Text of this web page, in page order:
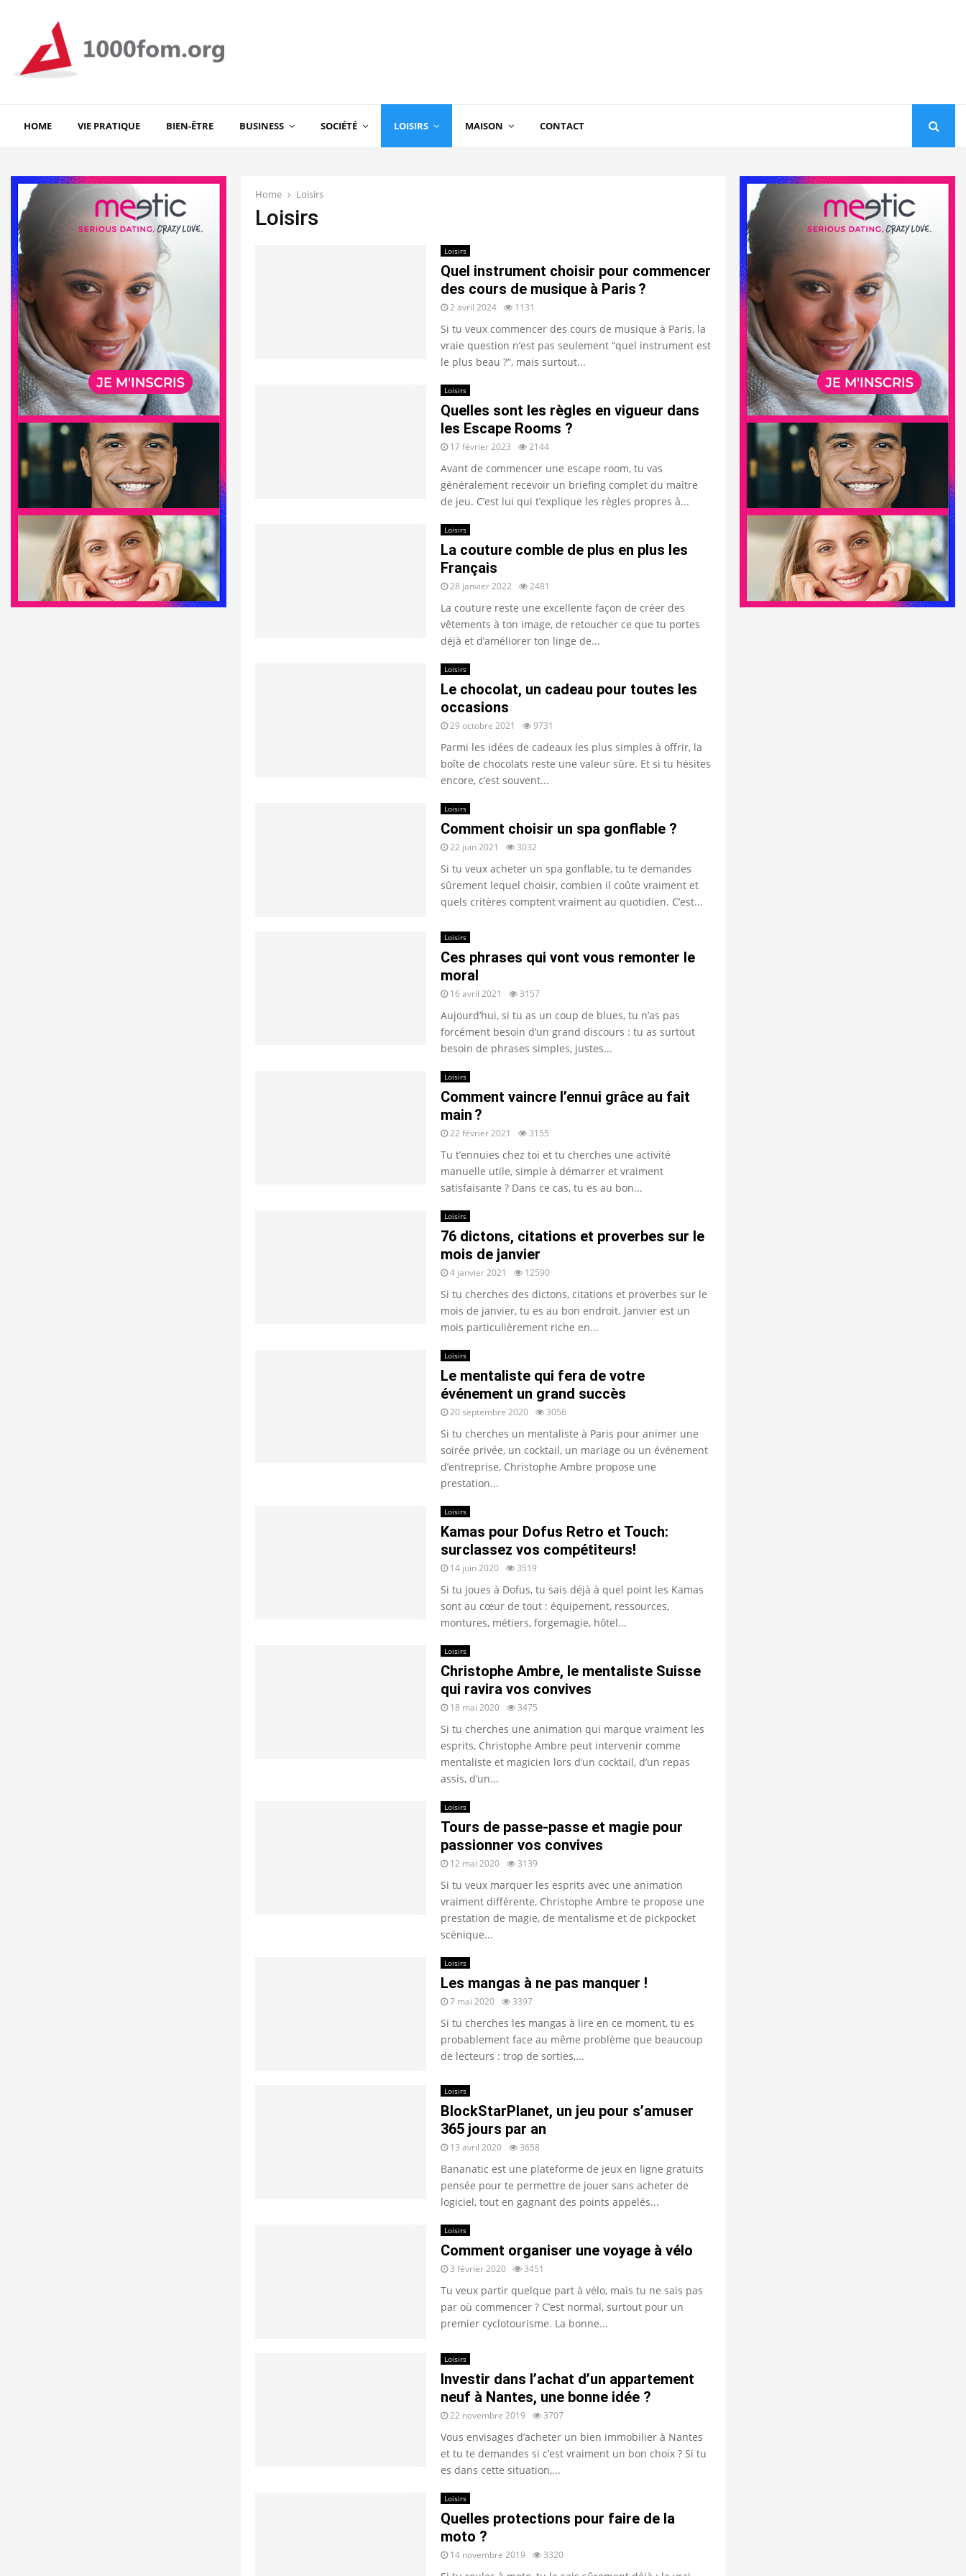
HOME VIE PRATIQUE BIEN-ÊTRE BUSINESS SOCIÉTÉ LOISIRS MAISON CONTACT
Home Loisirs
Loisirs
Loisirs
Quel instrument choisir pour commencer
des cours de musique à Paris ?
2 avril 2024 1131
Si tu veux commencer des cours de musique à Paris, la
vraie question n’est pas seulement “quel instrument est
le plus beau ?”, mais surtout...
Loisirs
Quelles sont les règles en vigueur dans
les Escape Rooms ?
17 février 2023 2144
Avant de commencer une escape room, tu vas
généralement recevoir un briefing complet du maître
de jeu. C’est lui qui t’explique les règles propres à...
Loisirs
La couture comble de plus en plus les
Français
28 janvier 2022 2481
La couture reste une excellente façon de créer des
vêtements à ton image, de retoucher ce que tu portes
déjà et d’améliorer ton linge de...
Loisirs
Le chocolat, un cadeau pour toutes les
occasions
29 octobre 2021 9731
Parmi les idées de cadeaux les plus simples à offrir, la
boîte de chocolats reste une valeur sûre. Et si tu hésites
encore, c’est souvent...
Loisirs
Comment choisir un spa gonflable ?
22 juin 2021 3032
Si tu veux acheter un spa gonflable, tu te demandes
sûrement lequel choisir, combien il coûte vraiment et
quels critères comptent vraiment au quotidien. C’est...
Loisirs
Ces phrases qui vont vous remonter le
moral
16 avril 2021 3157
Aujourd’hui, si tu as un coup de blues, tu n’as pas
forcément besoin d’un grand discours : tu as surtout
besoin de phrases simples, justes...
Loisirs
Comment vaincre l’ennui grâce au fait
main ?
22 février 2021 3155
Tu t’ennuies chez toi et tu cherches une activité
manuelle utile, simple à démarrer et vraiment
satisfaisante ? Dans ce cas, tu es au bon...
Loisirs
76 dictons, citations et proverbes sur le
mois de janvier
4 janvier 2021 12590
Si tu cherches des dictons, citations et proverbes sur le
mois de janvier, tu es au bon endroit. Janvier est un
mois particulièrement riche en...
Loisirs
Le mentaliste qui fera de votre
événement un grand succès
20 septembre 2020 3056
Si tu cherches un mentaliste à Paris pour animer une
soirée privée, un cocktail, un mariage ou un événement
d’entreprise, Christophe Ambre propose une
prestation...
Loisirs
Kamas pour Dofus Retro et Touch:
surclassez vos compétiteurs!
14 juin 2020 3519
Si tu joues à Dofus, tu sais déjà à quel point les Kamas
sont au cœur de tout : équipement, ressources,
montures, métiers, forgemagie, hôtel...
Loisirs
Christophe Ambre, le mentaliste Suisse
qui ravira vos convives
18 mai 2020 3475
Si tu cherches une animation qui marque vraiment les
esprits, Christophe Ambre peut intervenir comme
mentaliste et magicien lors d’un cocktail, d’un repas
assis, d’un...
Loisirs
Tours de passe-passe et magie pour
passionner vos convives
12 mai 2020 3139
Si tu veux marquer les esprits avec une animation
vraiment différente, Christophe Ambre te propose une
prestation de magie, de mentalisme et de pickpocket
scénique...
Loisirs
Les mangas à ne pas manquer !
7 mai 2020 3397
Si tu cherches les mangas à lire en ce moment, tu es
probablement face au même problème que beaucoup
de lecteurs : trop de sorties,...
Loisirs
BlockStarPlanet, un jeu pour s’amuser
365 jours par an
13 avril 2020 3658
Bananatic est une plateforme de jeux en ligne gratuits
pensée pour te permettre de jouer sans acheter de
logiciel, tout en gagnant des points appelés...
Loisirs
Comment organiser une voyage à vélo
3 février 2020 3451
Tu veux partir quelque part à vélo, mais tu ne sais pas
par où commencer ? C’est normal, surtout pour un
premier cyclotourisme. La bonne...
Loisirs
Investir dans l’achat d’un appartement
neuf à Nantes, une bonne idée ?
22 novembre 2019 3707
Vous envisages d’acheter un bien immobilier à Nantes
et tu te demandes si c’est vraiment un bon choix ? Si tu
es dans cette situation,...
Loisirs
Quelles protections pour faire de la
moto ?
14 novembre 2019 3320